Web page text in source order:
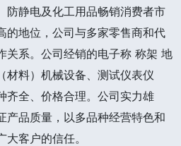
防静电及化工用品畅销消费者市
的地位，公司与多家零售商和代
关系。公司经销的电子称 称架 地
材料）机械设备、测试仪表仪
齐全、价格合理。公司实力雄
产品质量，以多品种经营特色和
客户的信任。